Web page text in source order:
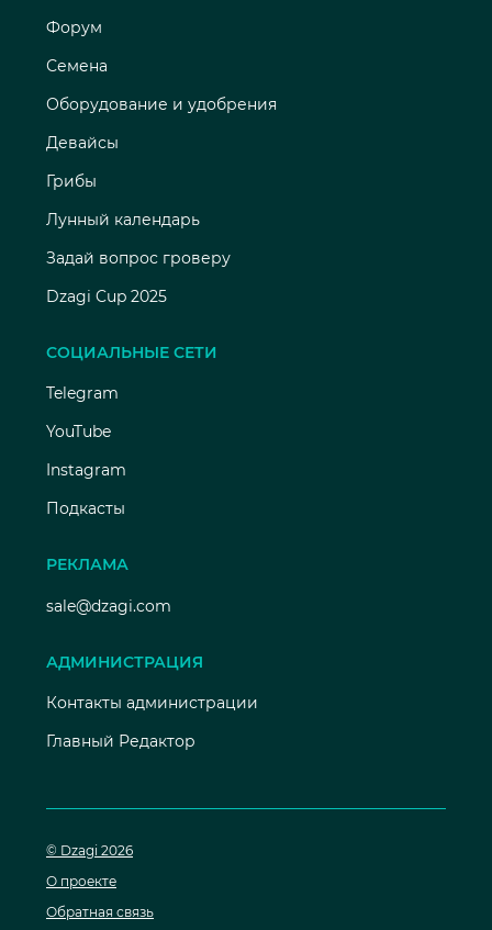
Форум
Семена
Оборудование и удобрения
Девайсы
Грибы
Лунный календарь
Задай вопрос гроверу
Dzagi Cup 2025
СОЦИАЛЬНЫЕ СЕТИ
Telegram
YouTube
Instagram
Подкасты
РЕКЛАМА
sale@dzagi.com
АДМИНИСТРАЦИЯ
Контакты администрации
Главный Редактор
© Dzagi 2026
О проекте
Обратная связь